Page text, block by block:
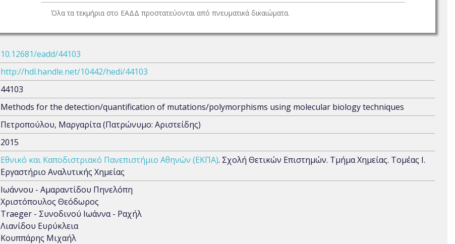
Όλα τα τεκμήρια στο ΕΑΔΔ προστατεύονται από πνευματικά δικαιώματα.
10.12681/eadd/44103
http://hdl.handle.net/10442/hedi/44103
44103
Methods for the detection/quantification of mutations/polymorphisms using molecular biology techniques
Πετροπούλου, Μαργαρίτα (Πατρώνυμο: Αριστείδης)
2015
Εθνικό και Καποδιστριακό Πανεπιστήμιο Αθηνών (ΕΚΠΑ). Σχολή Θετικών Επιστημών. Τμήμα Χημείας. Τομέας Ι.
Εργαστήριο Αναλυτικής Χημείας
Ιωάννου - Αμαραντίδου Πηνελόπη
Χριστόπουλος Θεόδωρος
Traeger - Συνοδινού Ιωάννα - Ραχήλ
Λιανίδου Ευρύκλεια
Κουππάρης Μιχαήλ